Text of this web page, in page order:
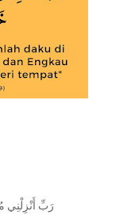
رَبِّ أَنْزِلْنِي